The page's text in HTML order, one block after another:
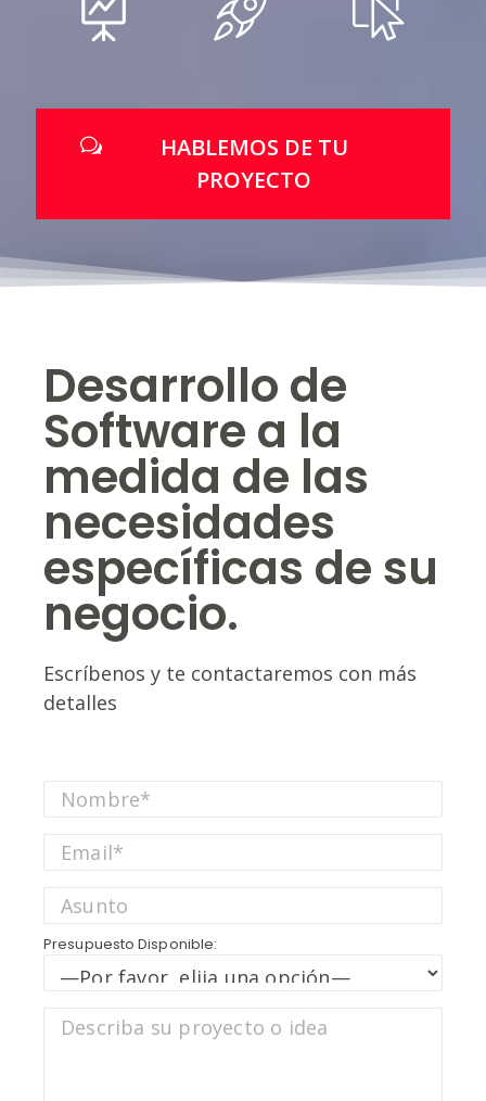
HABLEMOS DE TU
PROYECTO
Presupuesto Disponible:
Desarrollo de
Software a la
medida de las
necesidades
específicas de su
negocio.
Escríbenos y te contactaremos con más
detalles